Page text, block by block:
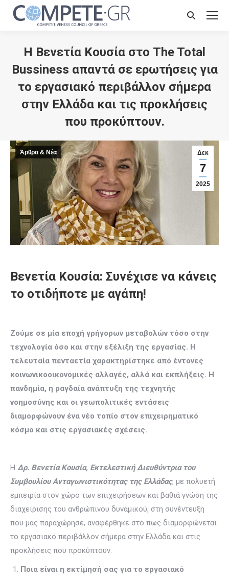
Search:
Η Bενετία Κουσία στο The Total
Bussiness απαντά σε ερωτήσεις για
το εργασιακό περιβάλλον σήμερα
στην Ελλάδα και τις προκλήσεις
που προκύπτουν.
Δεκ
7
2025
Άρθρα & Νέα
Βενετία Κουσία: Συνέχισε να κάνεις
το οτιδήποτε με αγάπη!
Ζούμε σε μία εποχή γρήγορων μεταβολών τόσο στην
τεχνολογία όσο και στην εξέλιξη της εργασίας. Η
τελευταία πενταετία χαρακτηρίστηκε από έντονες
κοινωνικοοικονομικές αλλαγές, αλλά και εκπλήξεις. Η
πανδημία, η ραγδαία ανάπτυξη της τεχνητής
νοημοσύνης και οι γεωπολιτικές εντάσεις
διαμορφώνουν ένα νέο τοπίο στον επιχειρηματικό
κόσμο και στις εργασιακές σχέσεις.
Η Δρ. Βενετία Κουσία, Εκτελεστική Διευθύντρια του
Συμβουλίου Ανταγωνιστικότητας της Ελλάδας, με πολυετή
εμπειρία στον χώρο των επιχειρήσεων και βαθιά γνώση της
διαχείρισης του ανθρώπινου δυναμικού, στη συνέντευξη
που μας παραχώρησε, αναφέρθηκε στο πως διαμορφώνεται
το εργασιακό περιβάλλον σήμερα στην Ελλάδα και στις
προκλήσεις που προκύπτουν.
Ποια είναι η εκτίμησή σας για το εργασιακό